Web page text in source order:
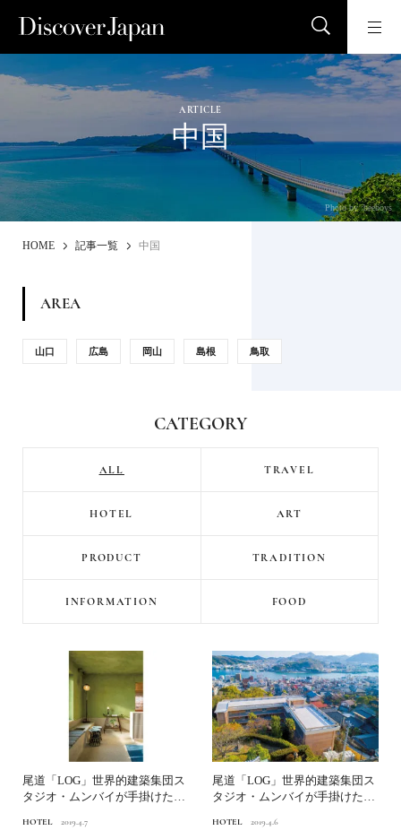
ARTICLE
中国
Photo by :beeboys
HOME 記事一覧 中国
AREA
山口 広島 岡山 島根 鳥取
CATEGORY
ALL TRAVEL
HOTEL ART
PRODUCT TRADITION
INFORMATION FOOD
尾道「LOG」世界的建築集団ス
タジオ・ムンバイが手掛けた新
HOTEL 2019.4.7
尾道「LOG」世界的建築集団ス
タジオ・ムンバイが手掛けた新
HOTEL 2019.4.6